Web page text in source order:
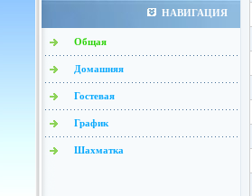
НАВИГАЦИЯ
Общая
Домашняя
Гостевая
График
Шахматка